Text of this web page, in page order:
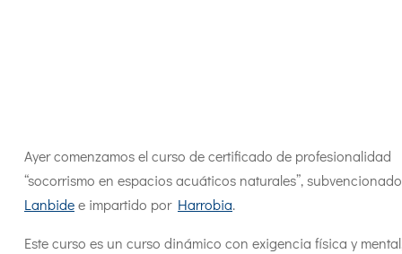
Ayer comenzamos el curso de certificado de profesionalidad
“socorrismo en espacios acuáticos naturales”,
Lanbidee impartido por Harrobia.
Este curso es un curso dinámico con exigencia física y